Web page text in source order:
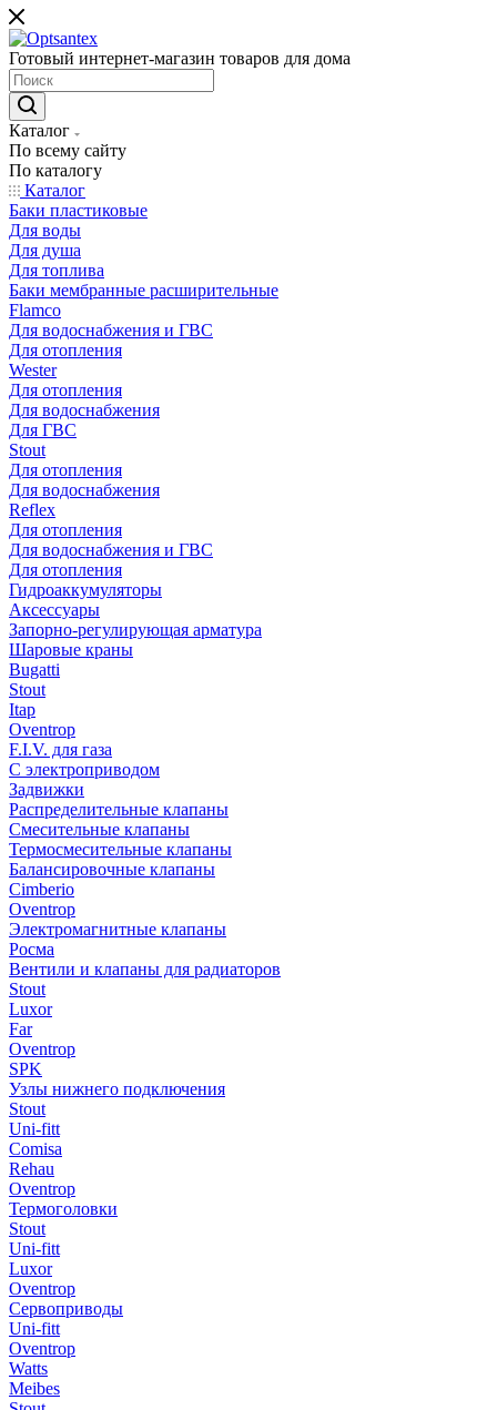
Готовый интернет-магазин товаров для дома
Каталог
По всему сайту
По каталогу
Каталог
Баки пластиковые
Для воды
Для душа
Для топлива
Баки мембранные расширительные
Flamco
Для водоснабжения и ГВС
Для отопления
Wester
Для отопления
Для водоснабжения
Для ГВС
Stout
Для отопления
Для водоснабжения
Reflex
Для отопления
Для водоснабжения и ГВС
Для отопления
Гидроаккумуляторы
Аксессуары
Запорно-регулирующая арматура
Шаровые краны
Bugatti
Stout
Itap
Oventrop
F.I.V. для газа
С электроприводом
Задвижки
Распределительные клапаны
Cмесительные клапаны
Термосмесительные клапаны
Балансировочные клапаны
Cimberio
Oventrop
Электромагнитные клапаны
Росма
Вентили и клапаны для радиаторов
Stout
Luxor
Far
Oventrop
SPK
Узлы нижнего подключения
Stout
Uni-fitt
Comisa
Rehau
Oventrop
Термоголовки
Stout
Uni-fitt
Luxor
Oventrop
Сервоприводы
Uni-fitt
Oventrop
Watts
Meibes